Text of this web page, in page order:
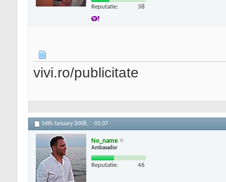
Reputatie: 38
vivi.ro/publicitate
14th January 2008, 01:37
No_name
Ambasador
Reputatie: 46